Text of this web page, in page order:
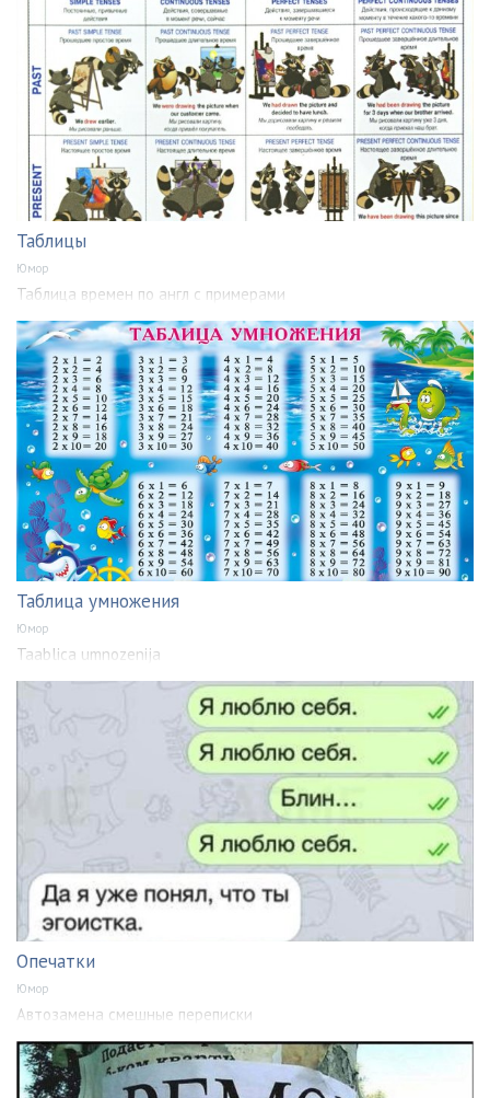
Таблицы
Юмор
Таблица времен по англ с примерами
Таблица умножения
Юмор
Taablica umnozenija
Опечатки
Юмор
Автозамена смешные переписки